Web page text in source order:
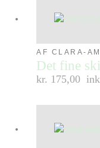
AF CLARA-
Det fine
kr. 175,00